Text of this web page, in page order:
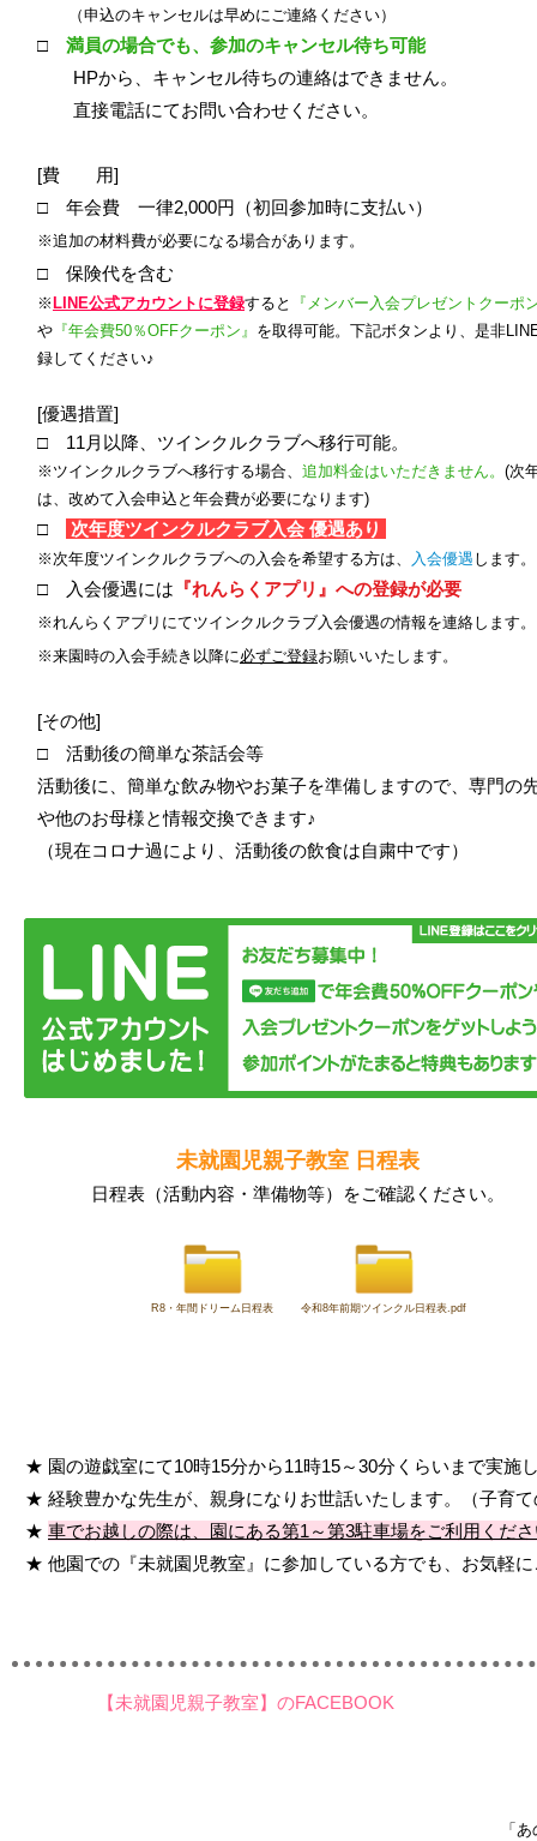
（申込のキャンセルは早めにご連絡ください）
□ 満員の場合でも、参加のキャンセル待ち可能
HPから、キャンセル待ちの連絡はできません。
直接電話にてお問い合わせください。
[費 用]
□ 年会費 一律2,000円（初回参加時に支払い）
※追加の材料費が必要になる場合があ ります。
□ 保険代を含む
※ LINE公式アカウントに登録すると
『メンバー入会プレゼントクーポ
や 『年会費50％OFFクーポン』 を取得可能。​下記ボタンより ​、 是非
録してください♪
[優遇措置]
□ 11月以降、ツインクルクラブへ移行可能。
※ツインクルクラブへ移行する場合、 追加料金はいただきません。 (次
は、改めて入会申込と年会費が必要になります)
​□ 次年度ツインクルクラブ入会 優遇あり
※次年度ツインクルクラブへの入会を希望する方は、 入会優遇 します。
□ 入会優遇には 『れんらくアプリ』への登録が必要
※れんらくアプリにてツインクルクラブ入会優遇の情報を連絡します。
※来園時の入会手続き以降に必ずご登録お願いいたします。
[その他]
□ 活動後の簡単な茶話会等
活動後に、簡単な飲み物やお菓子を準備しますので、専門の
や他のお母様と情報交換できます♪
（現在コロナ過により、活動後の飲食は自粛中です）
未就園児親子教室 日程表
日程表（活動内容・準備物等）をご確認ください。
R8・年間ドリーム日程表 令和8年前期ツインクル日程表.pdf
★ 園の遊戯室にて10時15分から11時15～30分くらいまで実施
★ 経験豊かな先生が、親身になりお世話いたします。（子育
★ 車でお越しの際は、園にある第1～第3駐車場をご利用くだ
★ 他園での『未就園児教室』に参加している方でも、お気軽
【未就園児親子教室】のFACEBOOK
「